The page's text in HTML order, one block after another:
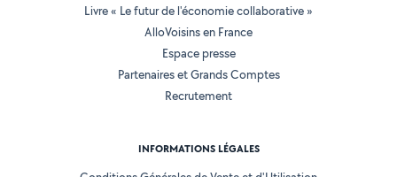
Livre « Le futur de l'économie collaborative »
AlloVoisins en France
Espace presse
Partenaires et Grands Comptes
Recrutement
INFORMATIONS LÉGALES